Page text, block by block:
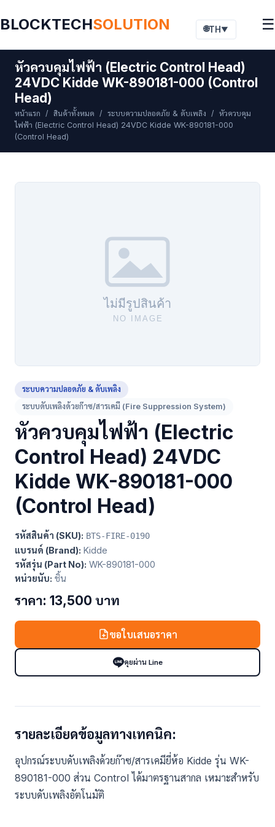
BLOCKTECHSOLUTION 🌐TH ▼ ☰
หัวควบคุมไฟฟ้า (Electric Control Head)
24VDC Kidde WK-890181-000 (Control
Head)
หน้าแรก / สินค้าทั้งหมด / ระบบความปลอดภัย & ดับเพลิง / หัวควบคุม
ไฟฟ้า (Electric Control Head) 24VDC Kidde WK-890181-000
(Control Head)
ระบบความปลอดภัย & ดับเพลิง
ระบบดับเพลิงด้วยก๊าซ/สารเคมี (Fire Suppression System)
หัวควบคุมไฟฟ้า (Electric
Control Head) 24VDC
Kidde WK-890181-000
(Control Head)
รหัสสินค้า (SKU): BTS-FIRE-0190
แบรนด์ (Brand): Kidde
รหัสรุ่น (Part No): WK-890181-000
หน่วยนับ: ชิ้น
ราคา: 13,500 บาท
ขอใบเสนอราคา
คุยผ่าน Line
รายละเอียดข้อมูลทางเทคนิค:
อุปกรณ์ระบบดับเพลิงด้วยก๊าซ/สารเคมียี่ห้อ Kidde รุ่น WK-
890181-000 ส่วน Control ได้มาตรฐานสากล เหมาะสำหรับ
ระบบดับเพลิงอัตโนมัติ